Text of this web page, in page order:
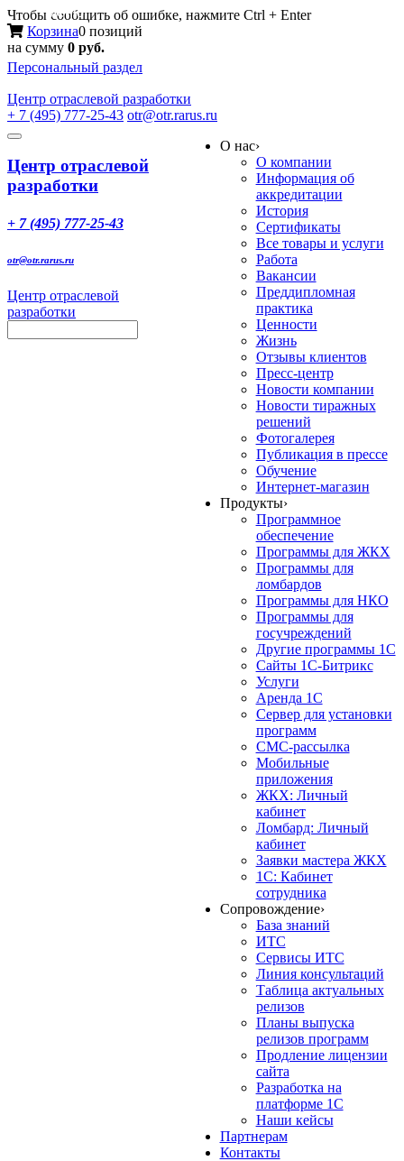
Чтобы сообщить об ошибке, нажмите Ctrl + Enter
Корзина0 позиций
на сумму 0 руб.
Персональный раздел
Центр отраслевой разработки
+ 7 (495) 777-25-43 otr@otr.rarus.ru
Toggle
Меню
Центр отраслевой
разработки
+ 7 (495) 777-25-43
otr@otr.rarus.ru
Центр отраслевой
разработки
О нас›
О компании
Информация об
аккредитации
История
Сертификаты
Все товары и услуги
Работа
Вакансии
Преддипломная
практика
Ценности
Жизнь
Отзывы клиентов
Пресс-центр
Новости компании
Новости тиражных
решений
Фотогалерея
Публикация в прессе
Обучение
Интернет-магазин
Продукты›
Программное
обеспечение
Программы для ЖКХ
Программы для
ломбардов
Программы для НКО
Программы для
госучреждений
Другие программы 1С
Сайты 1С-Битрикс
Услуги
Аренда 1С
Сервер для установки
программ
СМС-рассылка
Мобильные
приложения
ЖКХ: Личный
кабинет
Ломбард: Личный
кабинет
Заявки мастера ЖКХ
1С: Кабинет
сотрудника
Сопровождение›
База знаний
ИТС
Сервисы ИТС
Линия консультаций
Таблица актуальных
релизов
Планы выпуска
релизов программ
Продление лицензии
сайта
Разработка на
платформе 1С
Наши кейсы
Партнерам
Контакты